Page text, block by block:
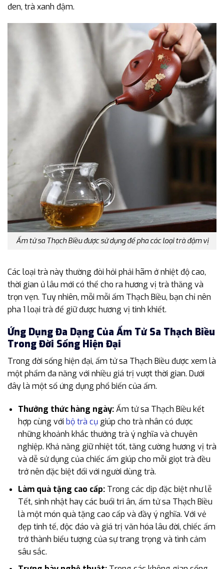
đen, trà xanh đậm.
Ấm tử sa Thạch Biều được sử dụng để pha các loại trà đậm vị
Các loại trà này thường đòi hỏi phải hãm ở nhiệt độ cao,
thời gian ủ lâu mới có thể cho ra hương vị trà thăng và
trọn vẹn. Tuy nhiên, mỗi mỗi ấm Thạch Biều, bạn chỉ nên
pha 1 loại trà để giữ được hương vị tinh khiết.
Ứng Dụng Đa Dạng Của Ấm Tử Sa Thạch Biều
Trong Đời Sống Hiện Đại
Trong đời sống hiện đại, ấm tử sa Thạch Biều được xem là
một phẩm đa năng với nhiều giá trị vượt thời gian. Dưới
đây là một số ứng dụng phổ biến của ấm.
Thưởng thức hàng ngày:Ấm tử sa Thạch Biều kết
hợp cùng với bộ trà cụgiúp cho trà nhân có được
những khoảnh khắc thưởng trà ý nghĩa và chuyên
nghiệp. Khả năng giữ nhiệt tốt, tăng cường hương vị trà
và dễ sử dụng của chiếc ấm giúp cho mỗi giọt trà đều
trở nên đặc biệt đối với người dùng trà.
Làm quà tặng cao cấp:Trong các dịp đặc biệt như lễ
Tết, sinh nhật hay các buổi tri ân, ấm tử sa Thạch Biều
là một món quà tặng cao cấp và đầy ý nghĩa. Với vẻ
đẹp tinh tế, độc đáo và giá trị văn hóa lâu đời, chiếc ấm
trở thành biểu tượng của sự trang trọng và tình cảm
sâu sắc.